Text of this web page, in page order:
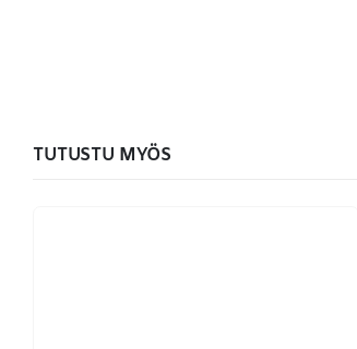
TUTUSTU MYÖS